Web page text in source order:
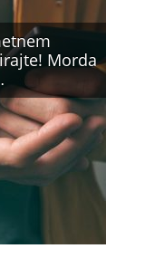
Morda